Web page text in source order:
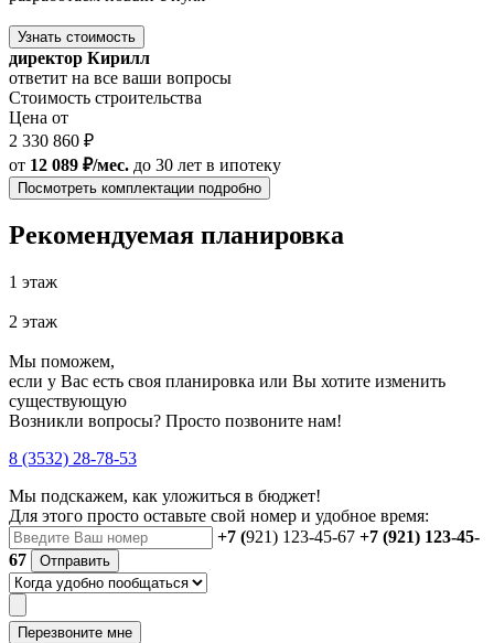
Узнать стоимость
директор Кирилл
ответит на все ваши вопросы
Стоимость строительства
Цена от
2 330 860 ₽
от 12 089 ₽/мес. до 30 лет в ипотеку
Посмотреть комплектации подробно
Рекомендуемая планировка
1 этаж
2 этаж
Мы поможем,
если у Вас есть своя планировка или Вы хотите изменить
существующую
Возникли вопросы? Просто позвоните нам!
8 (3532) 28-78-53
Мы подскажем, как уложиться в бюджет!
Для этого просто оставьте свой номер и удобное время:
+7 (921) 123-45-67 +7 (921) 123-45-
67
Отправить
Перезвоните мне